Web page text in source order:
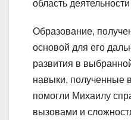
область
Образование,
основой для его
развития в
навыки, полученные
помогли Михаилу
вызовами и